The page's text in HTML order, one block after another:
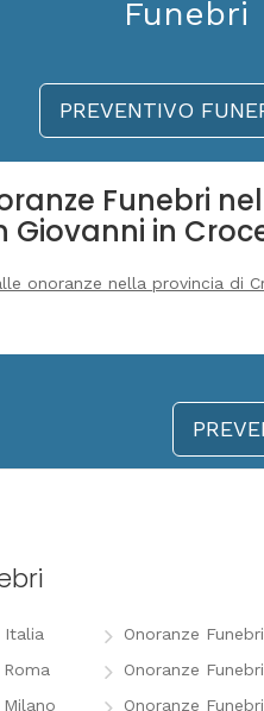
Funebri
PREVENTIVO
Funebri
Giovanni in
onoranze nella provincia di
Italia
Onoranze
Onoranze
Onoranze